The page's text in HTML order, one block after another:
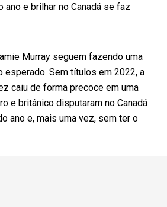
ano e brilhar no Canadá se faz
Murray seguem fazendo uma
esperado. Sem títulos em 2022, a
caiu de forma precoce em uma
e britânico disputaram no Canadá
ano e, mais uma vez, sem ter o